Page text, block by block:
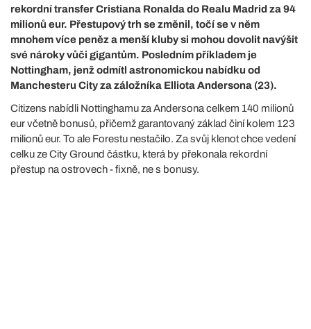
rekordní transfer Cristiana Ronalda do Realu Madrid za 94
milionů eur. Přestupový trh se změnil, točí se v něm
mnohem více peněz a menší kluby si mohou dovolit navýšit
své nároky vůči gigantům. Posledním příkladem je
Nottingham, jenž odmítl astronomickou nabídku od
Manchesteru City za záložníka Elliota Andersona (23).
Citizens nabídli Nottinghamu za Andersona celkem 140 milionů
eur včetně bonusů, přičemž garantovaný základ činí kolem 123
milionů eur. To ale Forestu nestačilo. Za svůj klenot chce vedení
celku ze City Ground částku, která by překonala rekordní
přestup na ostrovech - fixně, ne s bonusy.